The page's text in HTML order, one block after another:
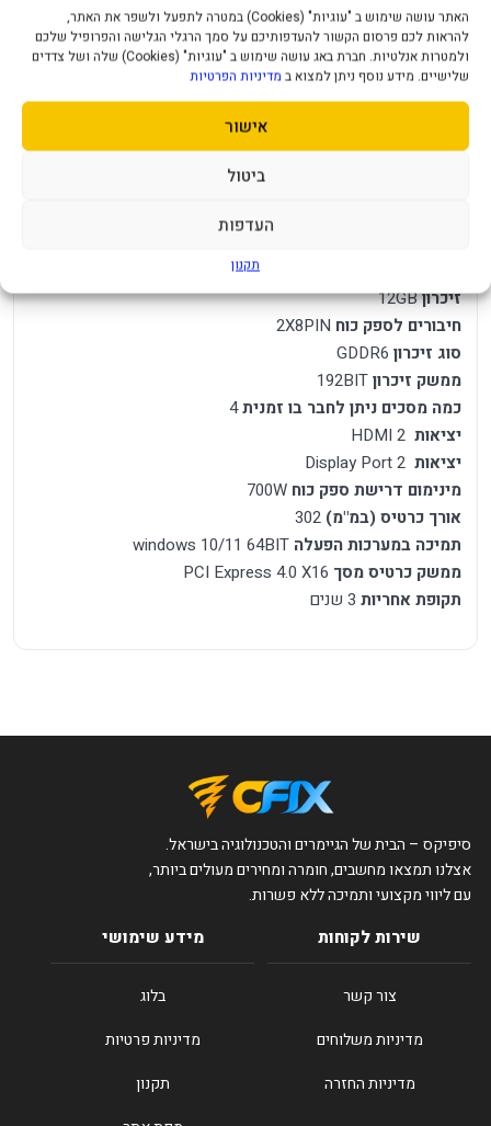
האתר עושה שימוש ב "עוגיות" (Cookies) במטרה לתפעל ולשפר את האתר,
להראות לכם פרסום הקשור להעדפותיכם על סמך הרגלי הגלישה והפרופיל שלכם
ולמטרות אנלטיות. חברת באג עושה שימוש ב "עוגיות" (Cookies) שלה ושל צדדים
שלישיים. מידע נוסף ניתן למצוא ב מדיניות הפרטיות
אישור
ביטול
העדפות
תקנון
כרטיסי מסך amd
RX 7700 XT
צבע
שחור
זיכרון12GB
חיבורים לספק כוח
סוג זיכרון
ממשק זיכרון
כמה מסכים ניתן לחבר בו זמנית4
יציאות
יציאות
מינימום דרישת ספק כוח
אורך כרטיס (במ"מ)
תמיכה במערכות הפעלה
ממשק כרטיס מסך
תקופת אחריות
סיפיקס – הבית של הגיימרים והטכנולוגיה בישראל.
אצלנו תמצאו מחשבים, חומרה ומחירים מעולים ביותר,
עם ליווי מקצועי ותמיכה ללא פשרות.
שירות לקוחות
צור קשר
מדיניות משלוחים
מדיניות החזרה
מידע שימושי
בלוג
מדיניות פרטיות
תקנון